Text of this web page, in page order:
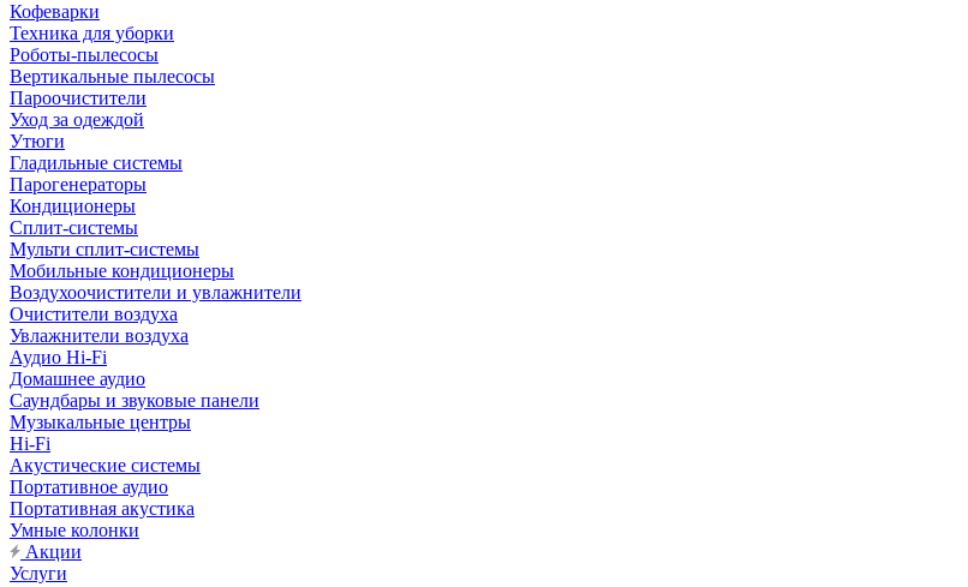
Кофеварки
Техника для уборки
Роботы-пылесосы
Вертикальные пылесосы
Пароочистители
Уход за одеждой
Утюги
Гладильные системы
Парогенераторы
Кондиционеры
Сплит-системы
Мульти сплит-системы
Мобильные кондиционеры
Воздухоочистители и увлажнители
Очистители воздуха
Увлажнители воздуха
Аудио Hi-Fi
Домашнее аудио
Саундбары и звуковые панели
Музыкальные центры
Hi-Fi
Акустические системы
Портативное аудио
Портативная акустика
Умные колонки
Акции
Услуги